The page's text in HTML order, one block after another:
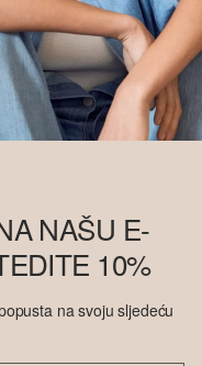
NAŠU E-
10%
na svoju sljedeću